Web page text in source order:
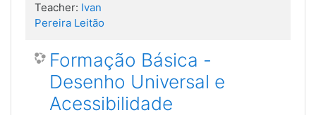
Teacher: Ivan
Pereira Leitão
Formação Básica -
Desenho Universal e
Acessibilidade